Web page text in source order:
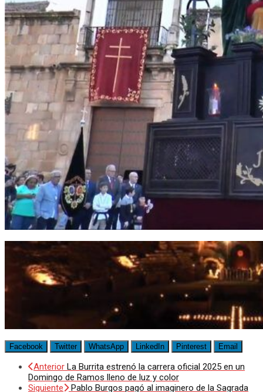
Facebook Twitter WhatsApp LinkedIn Pinterest Email
Anterior La Burrita estrenó la carrera oficial 2025 en un
Domingo de Ramos lleno de luz y color
Siguiente
Pablo Burgos pagó al imaginero de la Sagrada